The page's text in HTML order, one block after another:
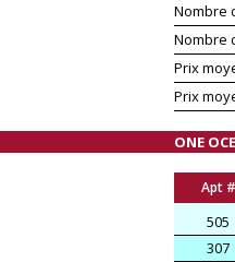
Nombre
Nombre
Prix
Prix
ONE
Apt #
505
307